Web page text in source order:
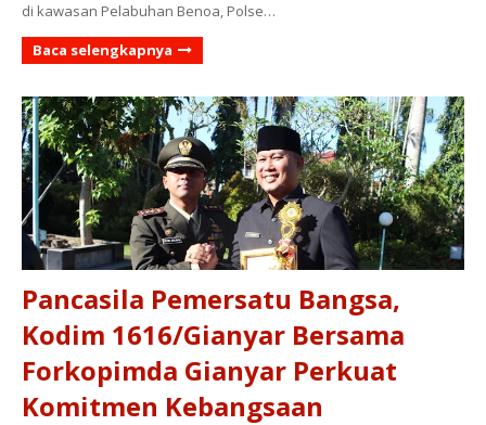
di kawasan Pelabuhan Benoa, Polse…
Baca selengkapnya
Pancasila Pemersatu Bangsa,
Kodim 1616/Gianyar Bersama
Forkopimda Gianyar Perkuat
Komitmen Kebangsaan